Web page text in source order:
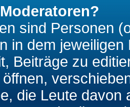
sind Personen
in dem
Beiträge zu
die Leute